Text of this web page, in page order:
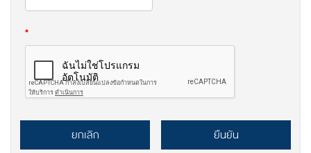
*
ยกเลิก ยืนยัน